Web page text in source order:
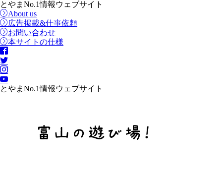
とやまNo.1情報ウェブサイト
About us
広告掲載&仕事依頼
お問い合わせ
本サイトの仕様
とやまNo.1情報ウェブサイト